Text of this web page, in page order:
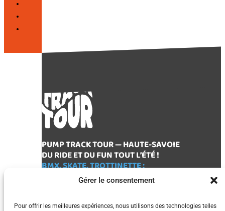
Gérer le consentement
Pour offrir les meilleures expériences, nous utilisons des technologies telles
PUMP TRACK TOUR — HAUTE-SAVOIE
DU RIDE ET DU FUN TOUT L’ÉTÉ !
BMX, SKATE, TROTTINETTE :
VIENS DÉCOUVRIR
DES SPOTS DE HAUTE-SAVOIE !
132, Place Charles de Gaulle